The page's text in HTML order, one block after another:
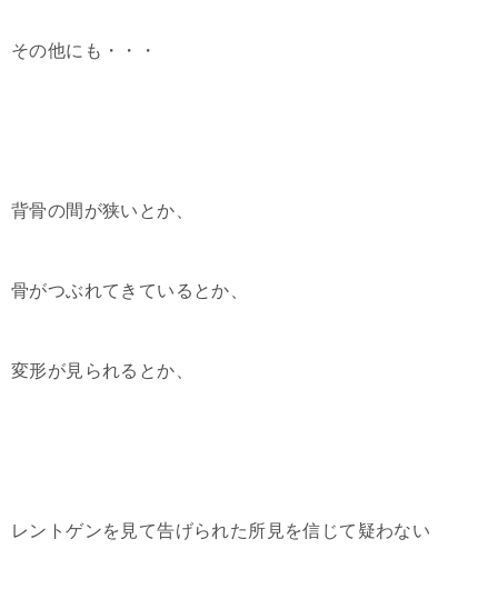
その他にも・・・
背骨の間が狭いとか、
骨がつぶれてきているとか、
変形が見られるとか、
レントゲンを見て告げられた所見を信じて疑わない